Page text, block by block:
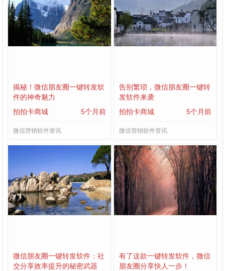
揭秘！微信朋友圈一键转发软
件的神奇魅力
拍拍卡商城
5个月前
微信营销软件资讯
告别繁琐，微信朋友圈一键转
发软件来袭
拍拍卡商城
5个月前
微信营销软件资讯
微信朋友圈一键转发软件：社
交分享效率提升的秘密武器
有了这款一键转发软件，微信
朋友圈分享快人一步！